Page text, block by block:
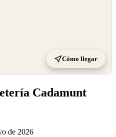
Cómo llegar
Cadamunt
de 2026